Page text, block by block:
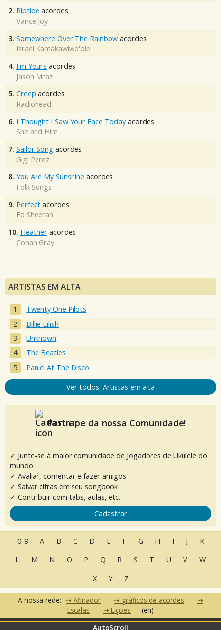
AutoScroll
2. Riptide acordes
Vance Joy
3. Somewhere Over The Rainbow acordes
Israel Kamakawiwo'ole
4. I'm Yours acordes
Jason Mraz
5. Creep acordes
Radiohead
6. I Thought I Saw Your Face Today acordes
She and Him
7. Sailor Song acordes
Gigi Perez
8. You Are My Sunshine acordes
Folk Songs
9. Perfect acordes
Ed Sheeran
10. Heather acordes
Conan Gray
ARTISTAS EM ALTA
Twenty One Pilots
Billie Eilish
Unknown
The Beatles
Panic! At The Disco
Ver todos: Artistas em alta
Participe da nossa Comunidade!
✓ Junte-se à maior comunidade de Jogadores de Ukulele do
mundo
✓ Avaliar, comentar e fazer amigos
✓ Salvar cifras em seu songbook
✓ Contribuir com tabs, aulas, etc.
Cadastrar
0-9 A B C D E F G H I J
K
L
M N O P Q R S T U V
W
X
Y Z
A nossa rede: Afinador
gráficos de acordes
Escalas
Lições (en)
•Contato•